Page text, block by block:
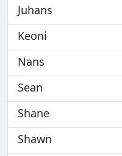
Juhans
Keoni
Nans
Sean
Shane
Shawn